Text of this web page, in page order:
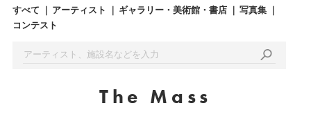
すべて アーティスト ギャラリー・美術館・書店
写真集
コンテスト
The Mass